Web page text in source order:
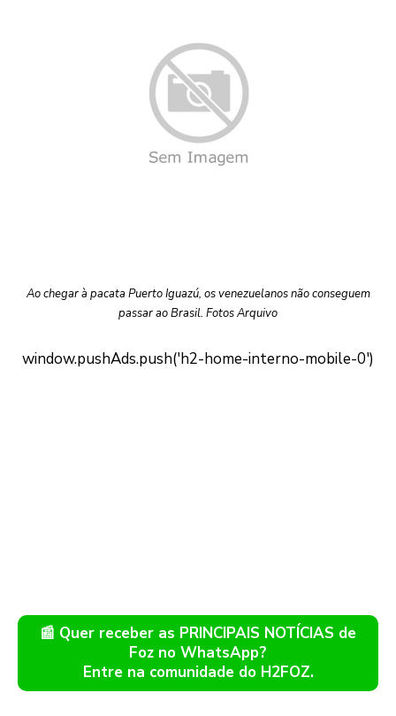
Ao chegar à pacata Puerto Iguazú, os venezuelanos não conseguem
passar ao Brasil. Fotos Arquivo
📰 Quer receber as PRINCIPAIS NOTÍCIAS de
Foz no WhatsApp?
Entre na comunidade do H2FOZ.